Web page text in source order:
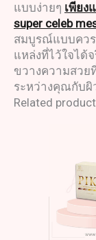
แบบง่ายๆ เพียง
super celeb
สมบูรณ์แบบควร
แหล่งที่ไว้ใจได้
ขวางความสวย
ระหว่างคุณกับผิ
Related